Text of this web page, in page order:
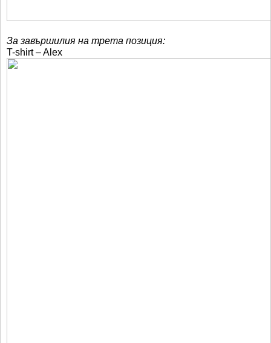
За завършилия на трета позиция:
T-shirt – Alex